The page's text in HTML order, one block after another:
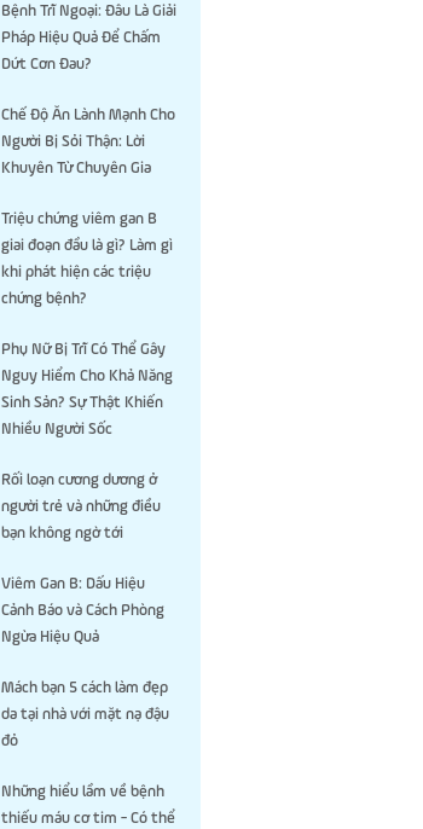
Bệnh Trĩ Ngoại: Đâu Là Giải
Pháp Hiệu Quả Để Chấm
Dứt Cơn Đau?
Chế Độ Ăn Lành Mạnh Cho
Người Bị Sỏi Thận: Lời
Khuyên Từ Chuyên Gia
Triệu chứng viêm gan B
giai đoạn đầu là gì? Làm gì
khi phát hiện các triệu
chứng bệnh?
Phụ Nữ Bị Trĩ Có Thể Gây
Nguy Hiểm Cho Khả Năng
Sinh Sản? Sự Thật Khiến
Nhiều Người Sốc
Rối loạn cương dương ở
người trẻ và những điều
bạn không ngờ tới
Viêm Gan B: Dấu Hiệu
Cảnh Báo và Cách Phòng
Ngừa Hiệu Quả
Mách bạn 5 cách làm đẹp
da tại nhà với mặt nạ đậu
đỏ
Những hiểu lầm về bệnh
thiếu máu cơ tim - Có thể